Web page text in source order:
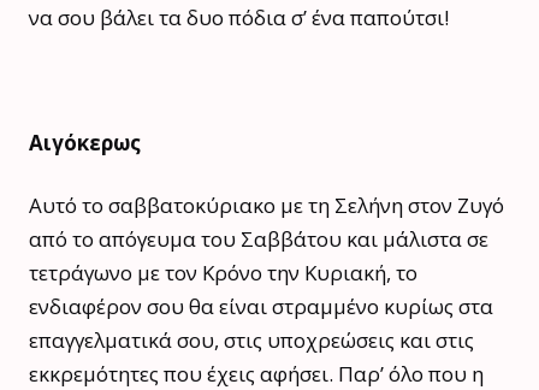
να σου βάλει τα δυο πόδια σ’ ένα παπούτσι!
Αιγόκερως
Αυτό το σαββατοκύριακο με τη Σελήνη στον Ζυγό
από το απόγευμα του Σαββάτου και μάλιστα σε
τετράγωνο με τον Κρόνο την Κυριακή, το
ενδιαφέρον σου θα είναι στραμμένο κυρίως στα
επαγγελματικά σου, στις υποχρεώσεις και στις
εκκρεμότητες που έχεις αφήσει. Παρ’ όλο που η